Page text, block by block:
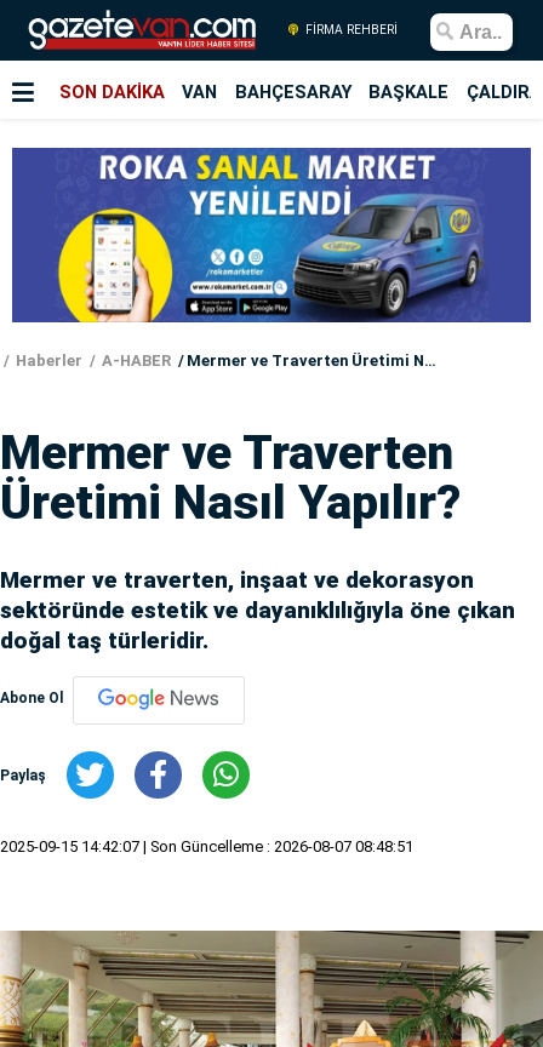
FİRMA REHBERİ
SON DAKİKA VAN BAHÇESARAY BAŞKALE
Haberler A-HABER Mermer ve Traverten Üretimi Nasıl Yapılır?
Mermer ve Traverten
Üretimi Nasıl Yapılır?
Mermer ve traverten, inşaat ve dekorasyon
sektöründe estetik ve dayanıklılığıyla öne çıkan
doğal taş türleridir.
Abone Ol
Paylaş
2025-09-15 14:42:07 | Son Güncelleme : 2026-08-07 08:48:51